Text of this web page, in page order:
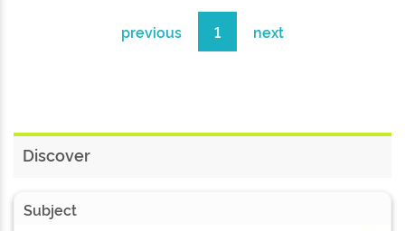
previous 1 next
Discover
Subject